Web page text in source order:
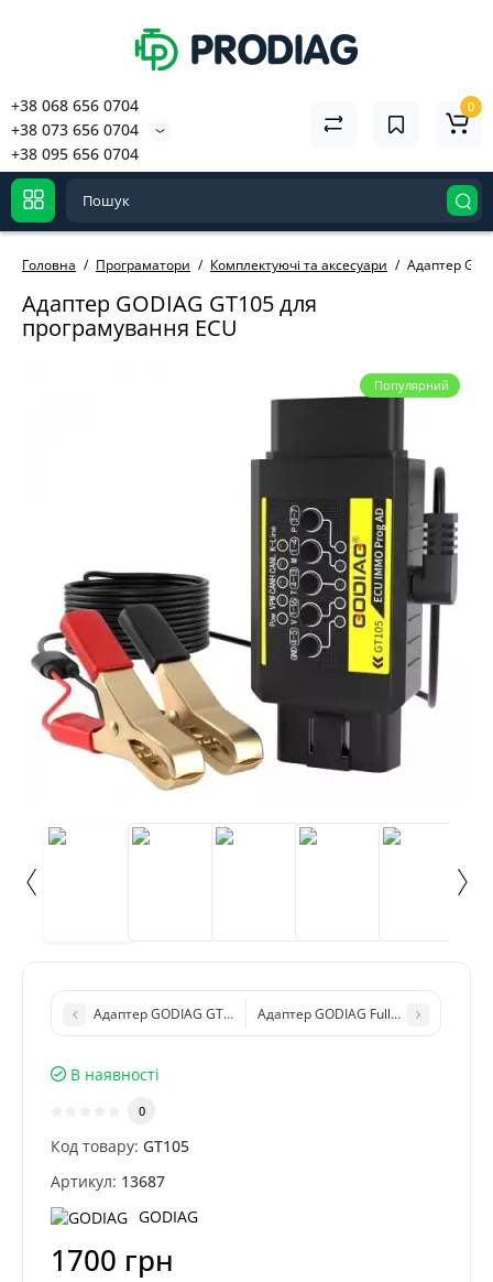
+38 068 656 0704
+38 073 656 0704
+38 095 656 0704
0
Головна Програматори Комплектуючі та аксесуари Адаптер
Адаптер GODIAG GT105 для
програмування ECU
Популярний
Адаптер GODIAG GT107 DSG Gearbox для зчитування/
Адаптер GODIAG Full Protocol OBD2
В наявності
0
Код товару: GT105
Артикул: 13687
GODIAG
1700 грн